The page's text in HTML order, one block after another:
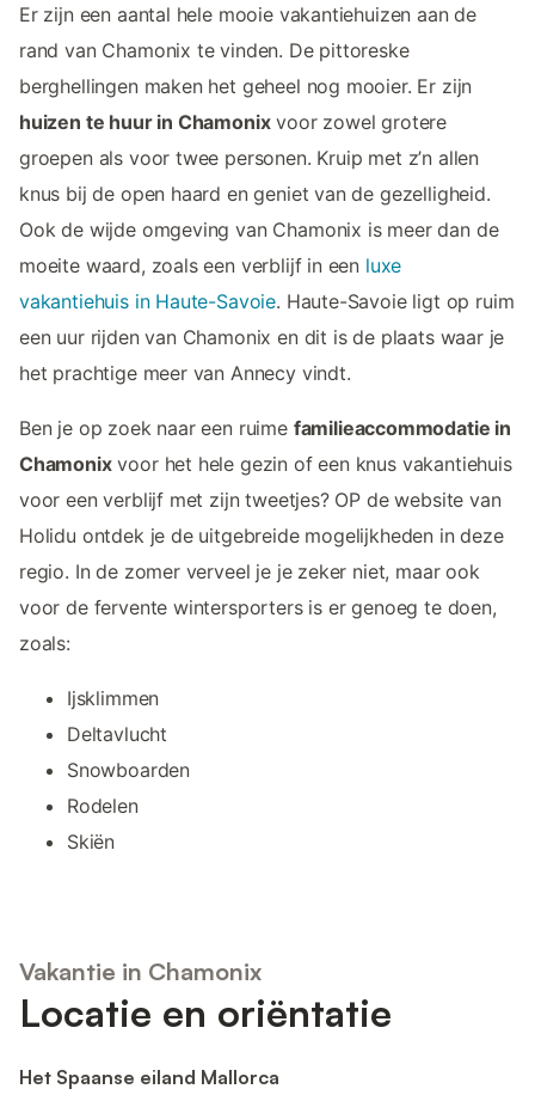
Er zijn een aantal hele mooie vakantiehuizen aan de
rand van Chamonix te vinden. De pittoreske
berghellingen maken het geheel nog mooier. Er zijn
huizen te huur in Chamonixvoor zowel grotere
groepen als voor twee personen. Kruip met z’n allen
knus bij de open haard en geniet van de gezelligheid.
Ook de wijde omgeving van Chamonix is meer dan de
moeite waard, zoals een verblijf in een luxe
vakantiehuis in Haute-Savoie. Haute-Savoie ligt op ruim
een uur rijden van Chamonix en dit is de plaats waar je
het prachtige meer van Annecy vindt.
Ben je op zoek naar een ruime familieaccommodatie in
Chamonixvoor het hele gezin of een knus vakantiehuis
voor een verblijf met zijn tweetjes? OP de website van
Holidu ontdek je de uitgebreide mogelijkheden in deze
regio. In de zomer verveel je je zeker niet, maar ook
voor de fervente wintersporters is er genoeg te doen,
zoals:
Ijsklimmen
Deltavlucht
Snowboarden
Rodelen
Skiën
Vakantie in Chamonix
Locatie en oriëntatie
Het Spaanse eiland Mallorca